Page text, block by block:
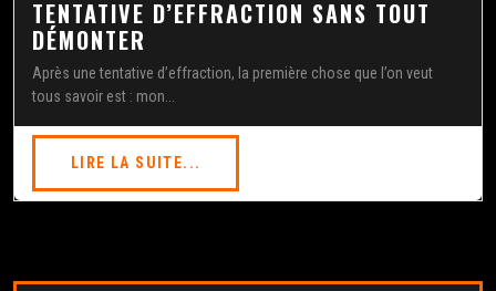
TENTATIVE D’EFFRACTION SANS TOUT
DÉMONTER
Après une tentative d’effraction, la première chose que l’on veut
tous savoir est : mon...
LIRE LA SUITE...